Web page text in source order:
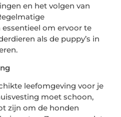
en het volgen van
om ervoor te
als de puppy’s in
leefomgeving voor je
moet schoon,
zijn om de honden